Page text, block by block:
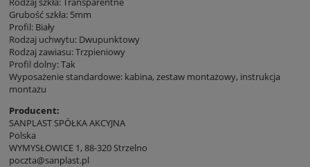
Grubość szkła: 5mm
Profil: Biały
Rodzaj uchwytu: Dwupunktowy
Rodzaj zawiasu: Trzpieniowy
Profil dolny: Tak
Wyposażenie standardowe: kabina, zestaw montażowy, instrukcja
montażu
Producent:
SANPLAST SPÓŁKA AKCYJNA
Polska
WYMYSŁOWICE 1, 88-320 Strzelno
poczta@sanplast.pl